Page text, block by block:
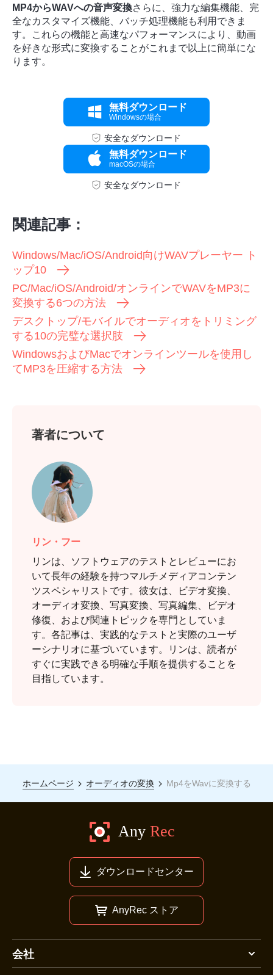
ステップ
ステップ
MP4からWAVへの音声変換さらに、強力な編集機能、完
全なカスタマイズ機能、バッチ処理機能も利用できま
す。これらの機能と高速なパフォーマンスにより、動画
を好きな形式に変換することがこれまで以上に簡単にな
ります。
無料ダウンロード
Windowsの場合
安全なダウンロード
無料ダウンロード
macOSの場合
安全なダウンロード
関連記事：
Windows/Mac/iOS/Android向けWAVプレーヤー ト
ップ10
PC/Mac/iOS/Android/オンラインでWAVをMP3に
変換する6つの方法
デスクトップ/モバイルでオーディオをトリミング
する10の完璧な選択肢
WindowsおよびMacでオンラインツールを使用し
てMP3を圧縮する方法
著者について
リン・フー
リンは、ソフトウェアのテストとレビューにお
いて長年の経験を持つマルチメディアコンテン
ツスペシャリストです。彼女は、ビデオ変換、
オーディオ変換、写真変換、写真編集、ビデオ
修復、および関連トピックを専門としていま
す。各記事は、実践的なテストと実際のユーザ
ーシナリオに基づいています。リンは、読者が
すぐに実践できる明確な手順を提供することを
目指しています。
ホームページ オーディオの変換 Mp4をWavに変換する
ダウンロードセンター
AnyRec ストア
会社